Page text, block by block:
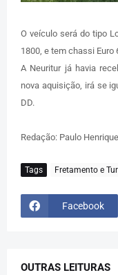
O veículo será do tipo
1800, e tem chassi Euro
A Neuritur já havia
nova aquisição, irá se
DD.
Redação: Paulo
Tags Fretamento e
Facebook
OUTRAS LEITURAS